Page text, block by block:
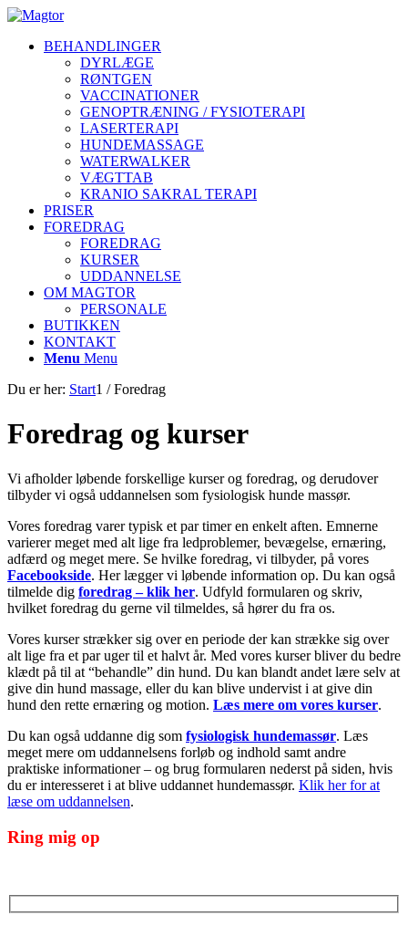
BEHANDLINGER
DYRLÆGE
RØNTGEN
VACCINATIONER
GENOPTRÆNING / FYSIOTERAPI
LASERTERAPI
HUNDEMASSAGE
WATERWALKER
VÆGTTAB
KRANIO SAKRAL TERAPI
PRISER
FOREDRAG
FOREDRAG
KURSER
UDDANNELSE
OM MAGTOR
PERSONALE
BUTIKKEN
KONTAKT
Menu Menu
Du er her: Start1 / Foredrag
Foredrag og kurser
Vi afholder løbende forskellige kurser og foredrag, og derudover
tilbyder vi også uddannelsen som fysiologisk hunde massør.
Vores foredrag varer typisk et par timer en enkelt aften. Emnerne
varierer meget med alt lige fra ledproblemer, bevægelse, ernæring,
adfærd og meget mere. Se hvilke foredrag, vi tilbyder, på vores
Facebookside. Her lægger vi løbende information op. Du kan også
tilmelde dig foredrag – klik her. Udfyld formularen og skriv,
hvilket foredrag du gerne vil tilmeldes, så hører du fra os.
Vores kurser strækker sig over en periode der kan strække sig over
alt lige fra et par uger til et halvt år. Med vores kurser bliver du bedre
klædt på til at “behandle” din hund. Du kan blandt andet lære selv at
give din hund massage, eller du kan blive undervist i at give din
hund den rette ernæring og motion. Læs mere om vores kurser.
Du kan også uddanne dig som fysiologisk hundemassør. Læs
meget mere om uddannelsens forløb og indhold samt andre
praktiske informationer – og brug formularen nederst på siden, hvis
du er interesseret i at blive uddannet hundemassør. Klik her for at
læse om uddannelsen.
Ring mig op